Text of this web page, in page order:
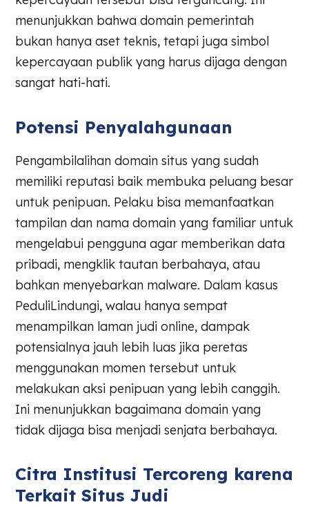
menunjukkan bahwa domain pemerintah
bukan hanya aset teknis, tetapi juga simbol
kepercayaan publik yang harus dijaga dengan
sangat hati-hati.
Potensi Penyalahgunaan
Pengambilalihan domain situs yang sudah
memiliki reputasi baik membuka peluang besar
untuk penipuan. Pelaku bisa memanfaatkan
tampilan dan nama domain yang familiar untuk
mengelabui pengguna agar memberikan data
pribadi, mengklik tautan berbahaya, atau
bahkan menyebarkan malware. Dalam kasus
PeduliLindungi, walau hanya sempat
menampilkan laman judi online, dampak
potensialnya jauh lebih luas jika peretas
menggunakan momen tersebut untuk
melakukan aksi penipuan yang lebih canggih.
Ini menunjukkan bagaimana domain yang
tidak dijaga bisa menjadi senjata berbahaya.
Citra Institusi Tercoreng karena
Terkait Situs Judi